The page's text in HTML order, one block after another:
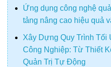
Ứng dụng công nghệ
tảng nâng cao hiệu quả
Xây Dựng Quy Trình
Công Nghiệp: Từ Thiết
Quản Trị Tự Động